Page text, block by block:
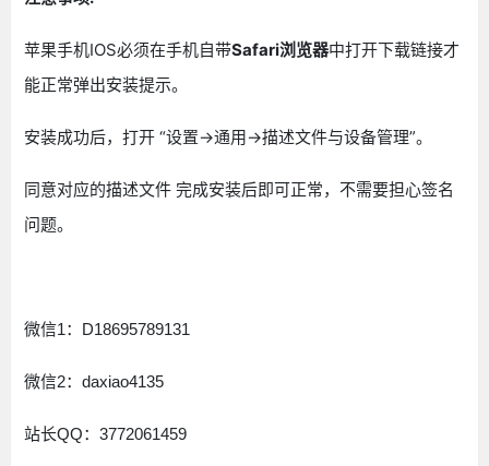
苹果手机IOS必须在手机自带Safari浏览器中打开下载链接才
能正常弹出安装提示。
安装成功后，打开 “设置->通用->描述文件与设备管理”。
同意对应的描述文件 完成安装后即可正常，不需要担心签名
问题。
微信1：D18695789131
微信2：daxiao4135
站长QQ：3772061459